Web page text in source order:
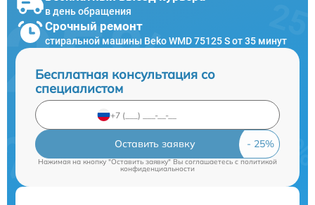
в день обращения
Срочный ремонт
стиральной машины Beko WMD 75125 S от 35 минут
Бесплатная консультация со
специалистом
Оставить заявку
Нажимая на кнопку "Оставить заявку" Вы соглашаетесь cполитикой
конфиденциальности